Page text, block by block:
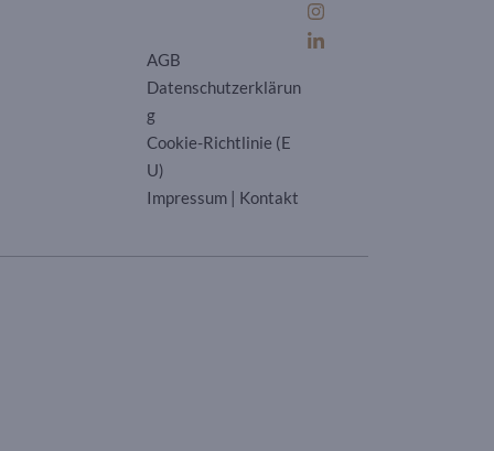
AGB
Datenschutzerklärun
g
Cookie-Richtlinie (E
U)
Impressum| Kontakt